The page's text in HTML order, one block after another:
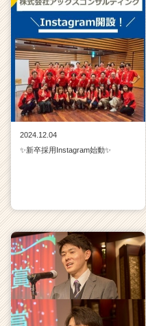
2024.12.04
✨新卒採用Instagram始動✨